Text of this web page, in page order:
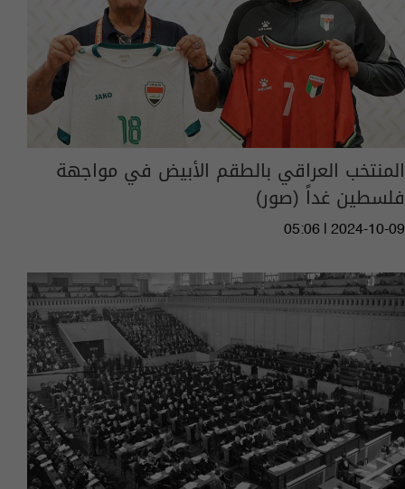
المنتخب العراقي بالطقم الأبيض في مواجهة
فلسطين غداً (صور)
05:06 | 2024-10-09